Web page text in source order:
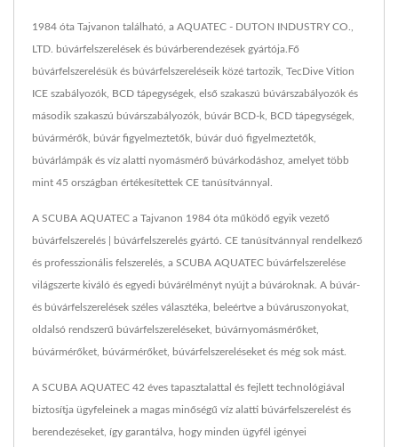
1984 óta Tajvanon található, a AQUATEC - DUTON INDUSTRY CO.,
LTD. búvárfelszerelések és búvárberendezések gyártója.Fő
búvárfelszerelésük és búvárfelszereléseik közé tartozik, TecDive Vition
ICE szabályozók, BCD tápegységek, első szakaszú búvárszabályozók és
második szakaszú búvárszabályozók, búvár BCD-k, BCD tápegységek,
búvármérők, búvár figyelmeztetők, búvár duó figyelmeztetők,
búvárlámpák és víz alatti nyomásmérő búvárkodáshoz, amelyet több
mint 45 országban értékesítettek CE tanúsítvánnyal.
A SCUBA AQUATEC a Tajvanon 1984 óta működő egyik vezető
búvárfelszerelés | búvárfelszerelés gyártó. CE tanúsítvánnyal rendelkező
és professzionális felszerelés, a SCUBA AQUATEC búvárfelszerelése
világszerte kiváló és egyedi búvárélményt nyújt a búvároknak. A búvár-
és búvárfelszerelések széles választéka, beleértve a búváruszonyokat,
oldalsó rendszerű búvárfelszereléseket, búvárnyomásmérőket,
búvármérőket, búvármérőket, búvárfelszereléseket és még sok mást.
A SCUBA AQUATEC 42 éves tapasztalattal és fejlett technológiával
biztosítja ügyfeleinek a magas minőségű víz alatti búvárfelszerelést és
berendezéseket, így garantálva, hogy minden ügyfél igényei